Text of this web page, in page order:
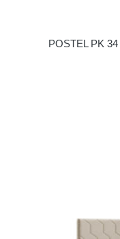
POSTEL PK